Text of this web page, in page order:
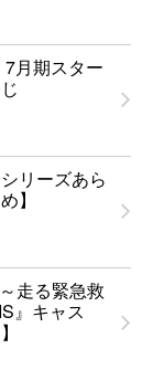
7月期スター
リーズあら
】
走る緊急救
』キャス